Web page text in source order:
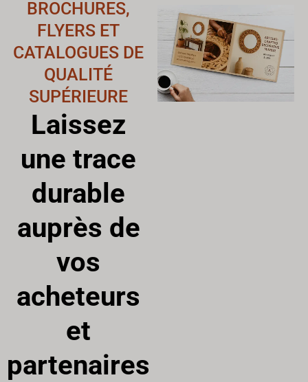
BROCHURES,
FLYERS ET
CATALOGUES DE
QUALITÉ
SUPÉRIEURE
Laissez
une trace
durable
auprès de
vos
acheteurs
et
partenaires